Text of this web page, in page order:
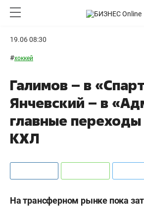
19.06 08:30
#хоккей
Галимов – в
Янчевский – в
главные
КХЛ
На трансферном рынке пока